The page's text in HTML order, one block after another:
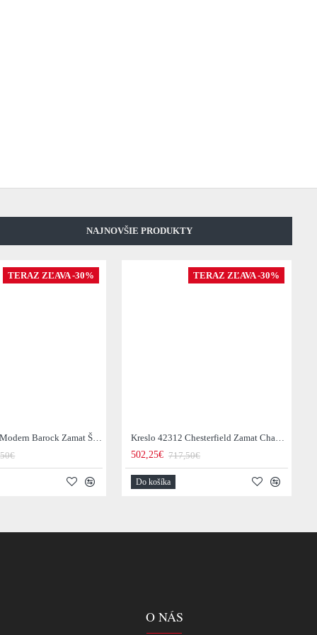
NAJNOVŠIE PRODUKTY
TERAZ ZĽAVA -30%
Kreslo 41297 Modern Barock Zamat Šedá
TERAZ ZĽAVA -30%
Kreslo 42312 Chesterfield Zamat Champagner
502,25€ 717,50€
Do košíka
O NÁS